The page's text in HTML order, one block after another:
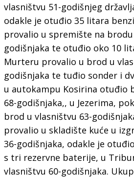
vlasništvu 51-godišnjeg
odakle je otuđio 35 litara
provalio u spremište na
godišnjaka te otuđio oko 10
Murteru provalio u brod u
godišnjaka te tuđio sonder i
u autokampu Kosirina otuđio
68-godišnjaka,, u Jezerima,
brod u vlasništvu 63-
provalio u skladište kuće u
36-godišnjaka, odakle je
s tri rezervne baterije, u
vlasništvu 60-godišnjaka.